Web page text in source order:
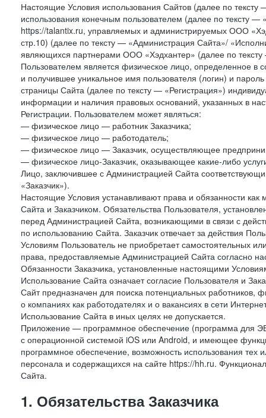
Настоящие Условия использования Сайтов (далее по
использования конечным пользователем (далее по тексту
https://talantix.ru, управляемых и администрируемых ООО
стр.10) (далее по тексту — «Администрация Сайта»/
являющихся партнерами ООО «Хэдхантер» (далее по
Пользователем является физическое лицо, определенное в
и получившее уникальное имя пользователя (логин) и
страницы Сайта (далее по тексту — «Регистрация»)
информации и наличия правовых оснований, указанных в
Регистрации. Пользователем может являться:
— физическое лицо — работник Заказчика;
— физическое лицо — работодатель;
— физическое лицо — Заказчик, осуществляющее
— физическое лицо-Заказчик, оказывающее какие-либо
Лицо, заключившее с Администрацией Сайта
«Заказчик»).
Настоящие Условия устанавливают права и обязанности
Сайта и Заказчиком. Обязательства Пользователя,
перед Администрацией Сайта, возникающими в связи с
по использованию Сайта. Заказчик отвечает за действия
Условиям Пользователь не приобретает самостоятельных
права, предоставляемые Администрацией Сайта согласно
Обязанности Заказчика, установленные настоящими
Использование Сайта означает согласие Пользователя и
Сайт предназначен для поиска потенциальных
о компаниях как работодателях и о вакансиях в сети
Использование Сайта в иных целях не допускается.
Приложение — программное обеспечение (программа для
с операционной системой iOS или Android, и имеющее
программное обеспечение, возможность использования
персонала и содержащихся на сайте https://hh.ru.
Сайта.
1. Обязательства Заказчика